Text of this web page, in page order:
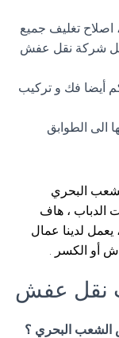
تغليف جميع
شركة نقل عفش
أيضا فك و تركيب
الى الطوابق
البحري
الدباب ، هاف
يعمل لدينا عمال
أو الكسر .
نقل عفش
الشعب البحري ؟